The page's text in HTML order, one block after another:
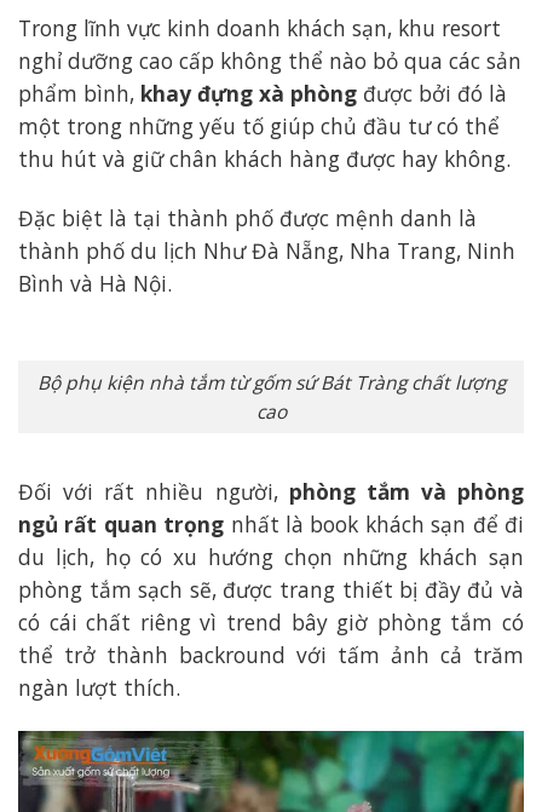
Trong lĩnh vực kinh doanh khách sạn, khu resort
nghỉ dưỡng cao cấp không thể nào bỏ qua các sản
phẩm bình, khay đựng xà phòng được bởi đó là
một trong những yếu tố giúp chủ đầu tư có thể
thu hút và giữ chân khách hàng được hay không.
Đặc biệt là tại thành phố được mệnh danh là
thành phố du lịch Như Đà Nẵng, Nha Trang, Ninh
Bình và Hà Nội.
Bộ phụ kiện nhà tắm từ gốm sứ Bát Tràng chất lượng
cao
Đối với rất nhiều người, phòng tắm và phòng
ngủ rất quan trọng nhất là book khách sạn để đi
du lịch, họ có xu hướng chọn những khách sạn
phòng tắm sạch sẽ, được trang thiết bị đầy đủ và
có cái chất riêng vì trend bây giờ phòng tắm có
thể trở thành backround với tấm ảnh cả trăm
ngàn lượt thích.